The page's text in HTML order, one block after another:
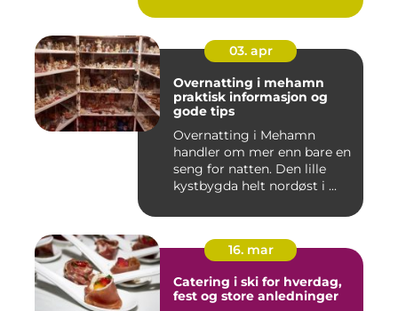
03. apr
Overnatting i mehamn
praktisk informasjon og
gode tips
Overnatting i Mehamn
handler om mer enn bare en
seng for natten. Den lille
kystbygda helt nordøst i ...
16. mar
Catering i ski for hverdag,
fest og store anledninger